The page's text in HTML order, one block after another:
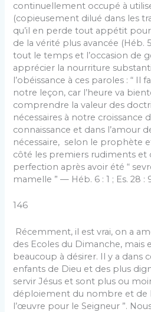
continuellement occupé à
(copieusement dilué dans les
qu’il en perde tout appétit pour
de la vérité plus avancée (Héb.
tout le temps et l’occasion de
apprécier la nourriture
l’obéissance à ces paroles : “ Il
notre leçon, car l’heure va
comprendre la valeur des
nécessaires à notre croissance
connaissance et dans l’amour
nécessaire, selon le prophète
côté les premiers rudiments et
perfection après avoir été “
mamelle ” — Héb. 6 : 1 ; Es. 28 :
146
Récemment, il est vrai, on a
des Ecoles du Dimanche, mais
beaucoup à désirer. Il y a dans
enfants de Dieu et des plus
servir Jésus et sont plus ou
déploiement du nombre et de
l’œuvre pour le Seigneur ”.